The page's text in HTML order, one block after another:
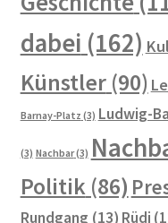
Hoffest 2024
Impressum
Tagesstatistik
In Memorian
dabei (162)
Künstler(90)
Barnay-Platz (3) Ludwig-
(3) Nachbar(3)
Politik(86)
Rundgang (13) Rüdi